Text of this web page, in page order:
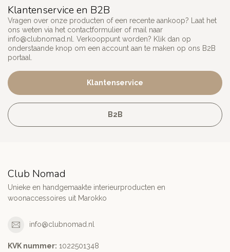
Klantenservice en B2B
Vragen over onze producten of een recente aankoop? Laat het
ons weten via het contactformulier of mail naar
info@clubnomad.nl
. Verkooppunt worden? Klik dan op
onderstaande knop om een account aan te maken op ons B2B
portaal.
Klantenservice
B2B
Club Nomad
Unieke en handgemaakte interieurproducten en
woonaccessoires uit Marokko
info@clubnomad.nl
KVK nummer: 1022501348